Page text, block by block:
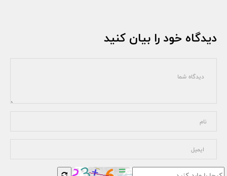
دیدگاه خود را بیان کنید